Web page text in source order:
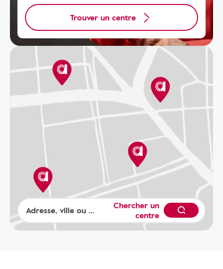
Trouver un centre
Chercher un
centre